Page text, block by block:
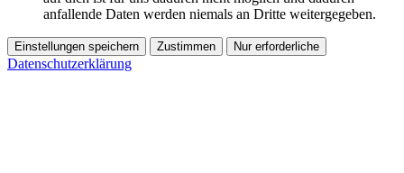
anfallende Daten werden niemals an Dritte weitergegeben.
Einstellungen speichern Zustimmen Nur erforderliche
Datenschutzerklärung